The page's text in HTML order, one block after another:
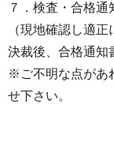
７．検査・合格通
（現地確認し適
決裁後、合格通知
※ご不明な点があ
せ下さい。